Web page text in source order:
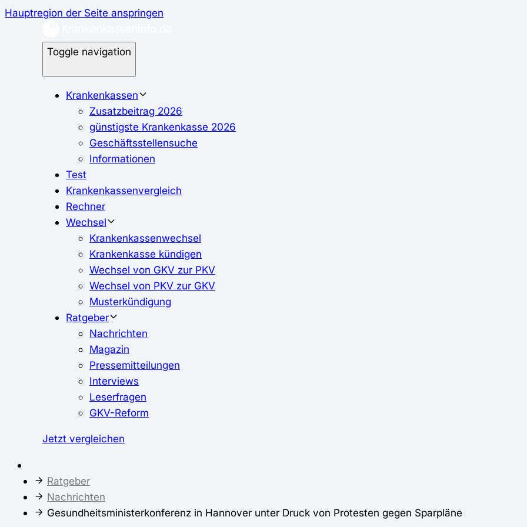
Hauptregion der Seite anspringen
Toggle navigation
Krankenkassen
Zusatzbeitrag 2026
günstigste Krankenkasse 2026
Geschäftsstellensuche
Informationen
Test
Krankenkassenvergleich
Rechner
Wechsel
Krankenkassenwechsel
Krankenkasse kündigen
Wechsel von GKV zur PKV
Wechsel von PKV zur GKV
Musterkündigung
Ratgeber
Nachrichten
Magazin
Pressemitteilungen
Interviews
Leserfragen
GKV-Reform
Jetzt vergleichen
Ratgeber
Nachrichten
Gesundheitsministerkonferenz in Hannover unter Druck von Protesten gegen Sparpläne